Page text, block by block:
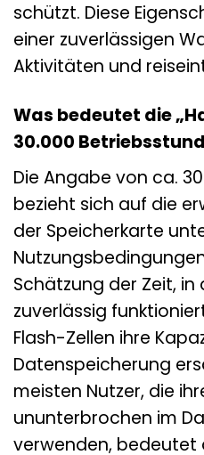
schützt. Diese
einer zuverlässigen
Aktivitäten und
Was bedeutet die
30.000
Die Angabe von ca.
bezieht sich auf die
der Speicherkarte
Schätzung der Zeit, in
zuverlässig
Flash-Zellen ihre
Datenspeicherung
meisten Nutzer, die
ununterbrochen im
verwenden, bedeutet